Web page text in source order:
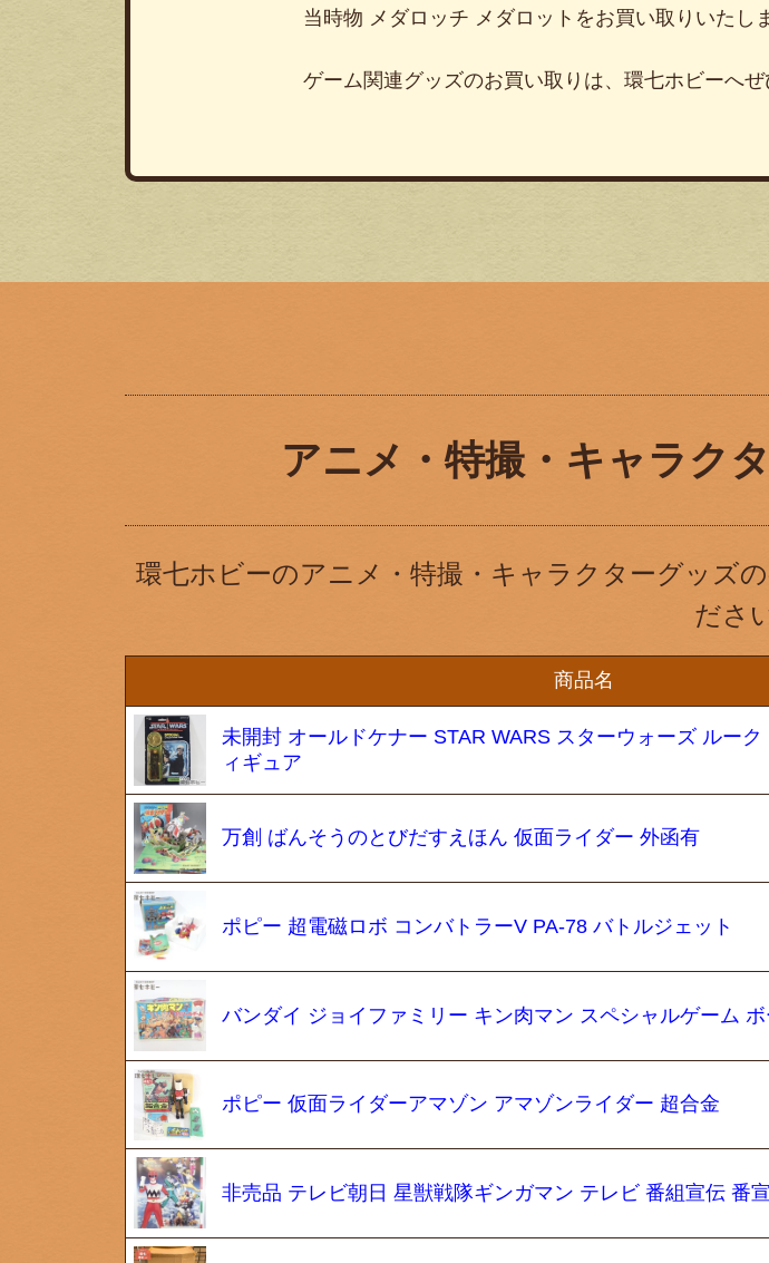
当時物 メダロッチ メダロットをお買い取りいたし
ゲーム関連グッズのお買い取りは、環七ホビーへぜ
アニメ・特撮・キャラク
環七ホビーのアニメ・特撮・キャラクターグッズ
ださ
商品名
未開封 オールドケナー STAR WARS スターウォーズ ルー
ィギュア
万創 ばんそうのとびだすえほん 仮面ライダー 外函有
ポピー 超電磁ロボ コンバトラーV PA-78 バトルジェット
バンダイ ジョイファミリー キン肉マン スペシャルゲーム
ポピー 仮面ライダーアマゾン アマゾンライダー 超合金
非売品 テレビ朝日 星獣戦隊ギンガマン テレビ 番組宣伝 番